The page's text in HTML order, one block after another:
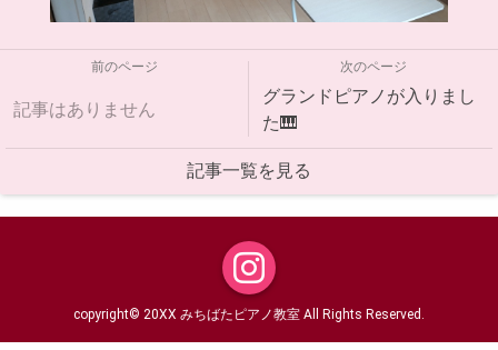
前のページ
記事はありません
次のページ
グランドピアノが入りまし
た🎹
記事一覧を見る
copyright© 20XX みちばたピアノ教室 All Rights Reserved.